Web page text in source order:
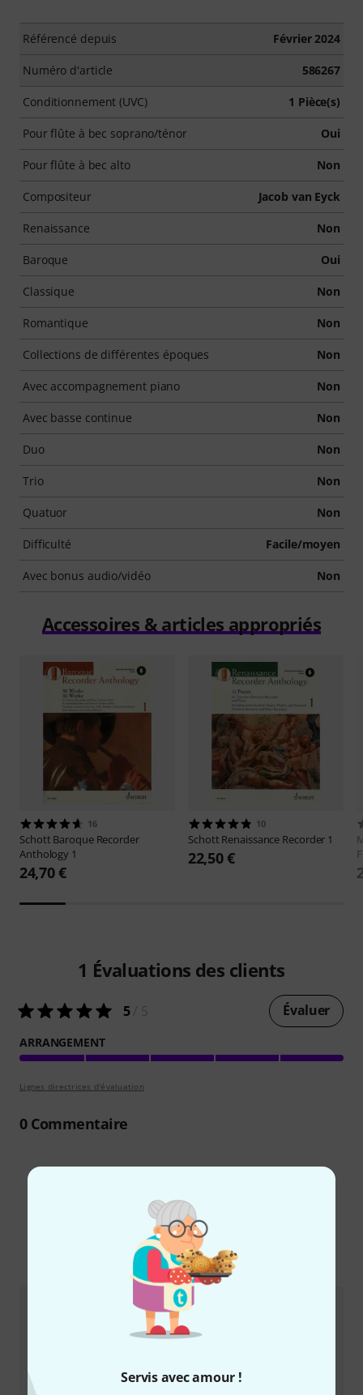
Servis avec amour !
Référencé depuis Février 2024
Numéro d'article 586267
Conditionnement (UVC) 1 Pièce(s)
Pour flûte à bec soprano/ténor Oui
Pour flûte à bec alto Non
Compositeur Jacob van Eyck
Renaissance Non
Baroque Oui
Classique Non
Romantique Non
Collections de différentes époques Non
Avec accompagnement piano Non
Avec basse continue Non
Duo Non
Trio Non
Quatuor Non
Difficulté Facile/moyen
Avec bonus audio/vidéo Non
Accessoires & articles appropriés
16
Schott Baroque Recorder
Anthology 1
24,70 €
10
Schott Renaissance Recorder 1
22,50 €
1 Évaluations des clients
5/ 5 Évaluer
ARRANGEMENT
Lignes directrices d'évaluation
0Commentaire
Le saviez-vous?
Tout Guides